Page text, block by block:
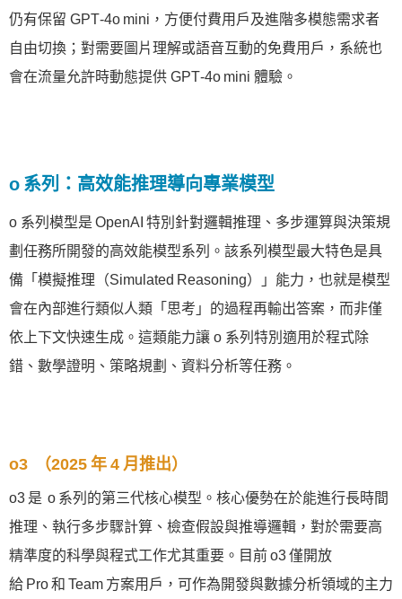
仍有保留 GPT‑4o mini，方便付費用戶及進階多模態需求者
自由切換；對需要圖片理解或語音互動的免費用戶，系統也
會在流量允許時動態提供 GPT‑4o mini 體驗。
o 系列：高效能推理導向專業模型
o 系列模型是 OpenAI 特別針對邏輯推理、多步運算與決策規
劃任務所開發的高效能模型系列。該系列模型最大特色是具
備「模擬推理（Simulated Reasoning）」能力，也就是模型
會在內部進行類似人類「思考」的過程再輸出答案，而非僅
依上下文快速生成。這類能力讓 o 系列特別適用於程式除
錯、數學證明、策略規劃、資料分析等任務。
o3 （2025 年 4 月推出）
o3 是 o 系列的第三代核心模型。核心優勢在於能進行長時間
推理、執行多步驟計算、檢查假設與推導邏輯，對於需要高
精準度的科學與程式工作尤其重要。目前 o3 僅開放
給 Pro 和 Team 方案用戶，可作為開發與數據分析領域的主力